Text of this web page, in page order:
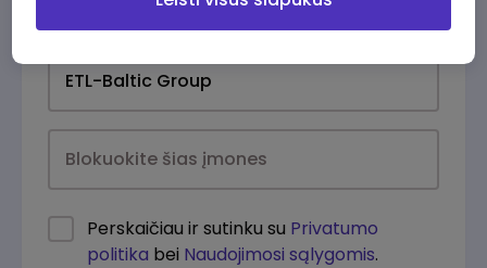
Perskaičiau ir sutinku su Privatumo
politika bei Naudojimosi sąlygomis.